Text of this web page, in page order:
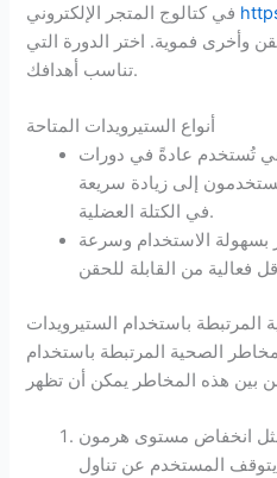
وأخرى فموية. اختر الدورة التي
تناسب أهدافك.
أنواع الستيرويدات المتاحة
تُستخدم عادةً في دورات
إلى زيادة سريعة
في الكتلة العضلية.
بسهولة الاستخدام وسرعة
المرتبطة باستخدام الستيرويدات
الصحية المرتبطة باستخدام
مثل انخفاض مستوى هرمون
المستخدم عن تناول